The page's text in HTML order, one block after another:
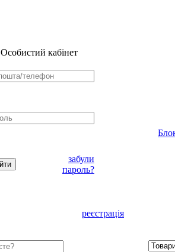
Особистий кабінет
забули
пароль?
реєстрація